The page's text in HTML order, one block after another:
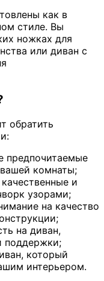
как в
стиле. Вы
ножках для
или диван с
обратить
предпочитаемые
комнаты;
и
узорами;
на качество
на диван,
поддержки;
который
интерьером.